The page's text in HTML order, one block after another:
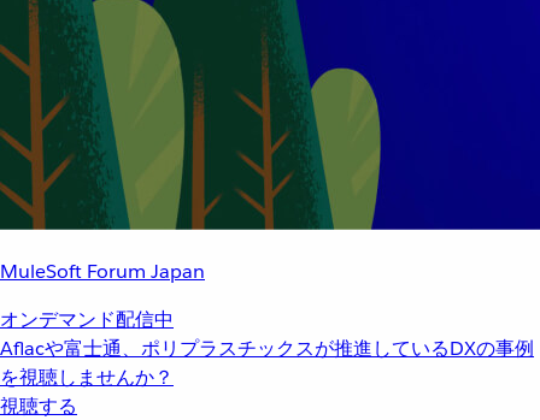
MuleSoft Forum Japan
オンデマンド配信中
Aflacや富士通、ポリプラスチックスが推進しているDXの事例
を視聴しませんか？
視聴する